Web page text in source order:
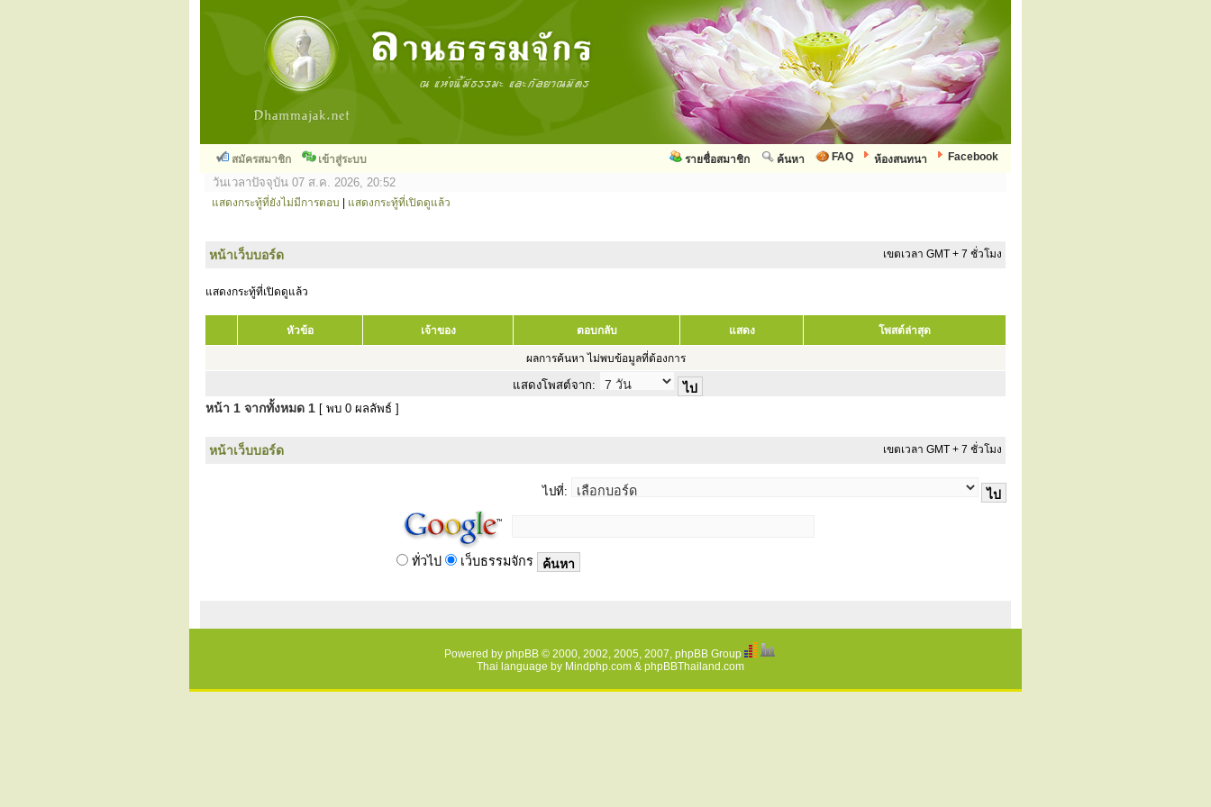
สมัครสมาชิก เข้าสู่ระบบ Facebook
ห้องสนทนา
FAQ
ค้นหา
รายชื่อสมาชิก
วันเวลาปัจจุบัน 07 ส.ค. 2026, 20:52
แสดงกระทู้ที่ยังไม่มีการตอบ แสดงกระทู้ที่เปิดดูแล้ว
หน้าเว็บบอร์ด เขตเวลา GMT + 7 ชั่วโมง
แสดงกระทู้ที่เปิดดูแล้ว
หัวข้อ เจ้าของ ตอบกลับ แสดง โพสต์ล่าสุด
ผลการค้นหา ไม่พบข้อมูลที่ต้องการ
แสดงโพสต์จาก:
หน้า 1 จากทั้งหมด 1 [ พบ 0 ผลลัพธ์ ]
หน้าเว็บบอร์ด เขตเวลา GMT + 7 ชั่วโมง
ไปที่:
ทั่วไป เว็บธรรมจักร
Powered by phpBB © 2000, 2002, 2005, 2007, phpBB Group
Thai language by Mindphp.com& phpBBThailand.com